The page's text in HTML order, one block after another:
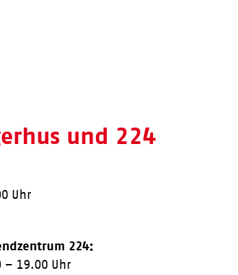
und 224
Uhr
224:
– 19.00 Uhr